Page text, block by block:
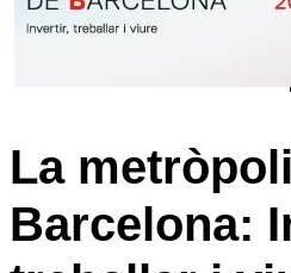
La
Barcelona: